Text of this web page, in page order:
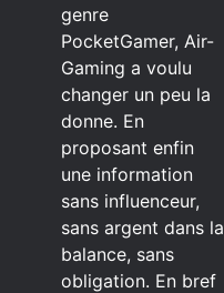
genre
PocketGamer, Air-
Gaming a voulu
changer un peu la
donne. En
proposant enfin
une information
sans influenceur,
sans argent dans la
balance, sans
obligation. En bref